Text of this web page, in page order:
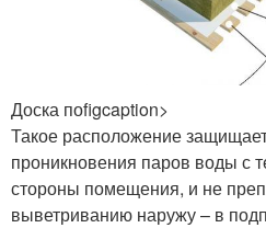
Доска поfigcaption>
Такое расположение
проникновения паров воды с
стороны помещения, и не
выветриванию наружу – в